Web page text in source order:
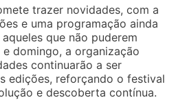
trazer novidades, com a
e uma programação ainda
que não puderem
domingo, a organização
continuarão a ser
edições, reforçando o festival
e descoberta contínua.